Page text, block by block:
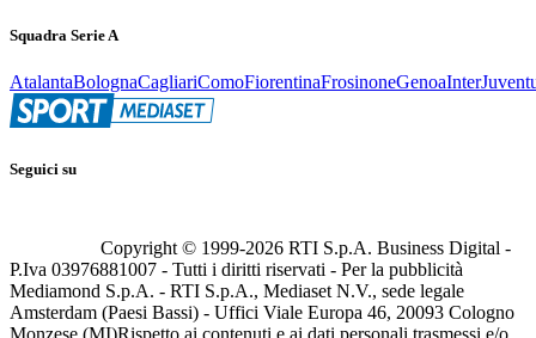
Squadra Serie A
AtalantaBolognaCagliariComoFiorentinaFrosinoneGenoaInter
Seguici su
Copyright © 1999-2026 RTI S.p.A. Business Digital -
P.Iva 03976881007 - Tutti i diritti riservati - Per la pubblicità
Mediamond S.p.A. - RTI S.p.A., Mediaset N.V., sede legale
Amsterdam (Paesi Bassi) - Uffici Viale Europa 46, 20093 Cologno
Monzese (MI)Rispetto ai contenuti e ai dati personali trasmessi e/o